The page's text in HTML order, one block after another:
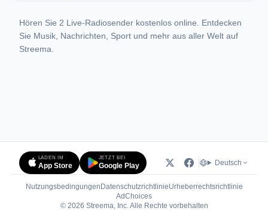
Hören Sie 2 Live-Radiosender kostenlos online. Entdecken
Sie Musik, Nachrichten, Sport und mehr aus aller Welt auf
Streema.
LADEN IM
App Store
JETZT BEI
Google Play Deutsch
Nutzungsbedingungen DatenschutzrichtlinieUrheberrechtsrichtlinie
AdChoices(öffnet in neuem Tab)
© 2026 Streema, Inc. Alle Rechte vorbehalten